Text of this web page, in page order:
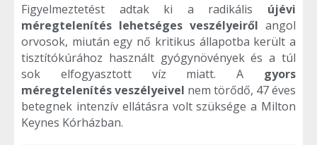
Figyelmeztetést adtak ki a radikális újévi
méregtelenítés lehetséges veszélyeiről angol
orvosok, miután egy nő kritikus állapotba került a
tisztítókúrához használt gyógynövények és a túl
sok elfogyasztott víz miatt. A gyors
méregtelenítés veszélyeivel nem törődő, 47 éves
betegnek intenzív ellátásra volt szüksége a Milton
Keynes Kórházban.